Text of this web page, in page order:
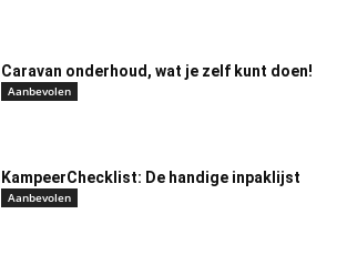
Caravan onderhoud, wat je zelf kunt doen!
Aanbevolen
KampeerChecklist: De handige inpaklijst
Aanbevolen